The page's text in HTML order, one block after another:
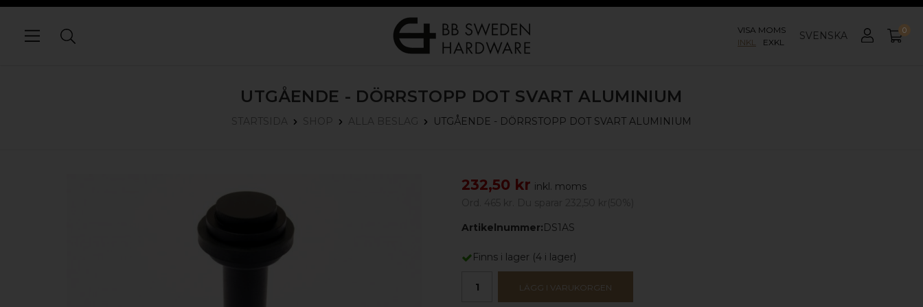
VISA MOMS
INKL
EXKL SVENSKA 0
UTGÅENDE - DÖRRSTOPP DOT SVART ALUMINIUM
STARTSIDA SHOP ALLA BESLAG UTGÅENDE - DÖRRSTOPP DOT SVART ALUMINIUM
232,50 kr inkl. moms
Artikelnummer:DS1AS
Finns i lager (4 i lager)
LÄGG I VARUKORGEN